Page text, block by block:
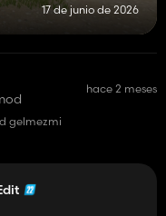
17 de junio de 2026
hace 2 meses
gelmezmi